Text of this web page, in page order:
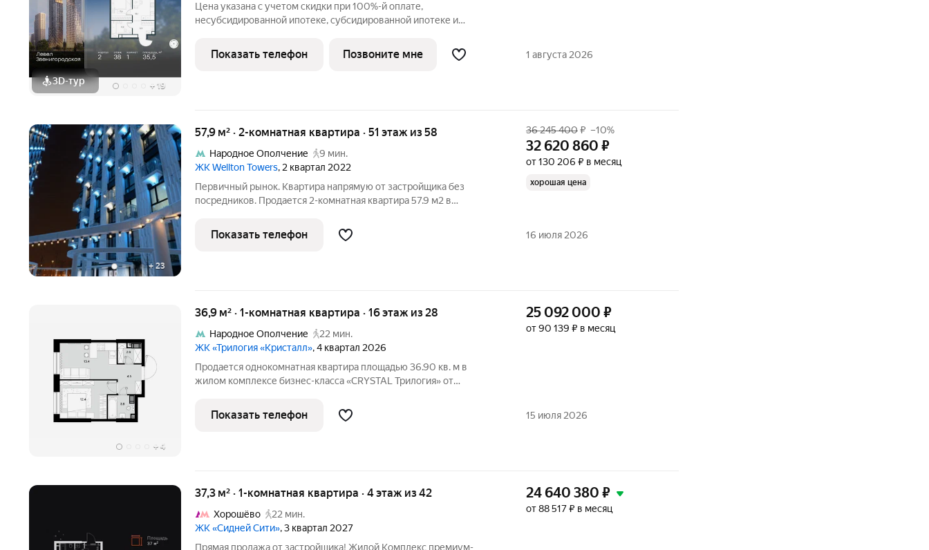
3D-тур + 19
Цена указана с учетом скидки при 100%-й оплате,
несубсидированной ипотеке, субсидированной ипотеке и
клиента в личном кабинете до обращения за консультацией. В
жилом квартале продаётся
Показать телефон Позвоните мне 1 августа 2026
+23
57,9 м² · 2-комнатная квартира · 51 этаж из 58
Народное Ополчение
9 мин.
ЖК Wellton Towers, 2 квартал 2022
Первичный рынок. Квартира напрямую от застройщика без
посредников. Продается 2-комнатная квартира 57.9 м2 в
самых узнаваемых жилых комплексов северо-запада Москвы.
Проект входит в состав
36 245 400₽ –10%
32 620 860 ₽
от 130 206 ₽ в месяц
хорошая цена
Показать телефон 16 июля 2026
+ 4
36,9 м² · 1-комнатная квартира · 16 этаж из 28
Народное Ополчение
22 мин.
ЖК «Трилогия «Кристалл», 4 квартал 2026
Продается однокомнатная квартира площадью 36.90 кв. м в
жилом комплексе бизнес-класса «CRYSTAL Трилогия» от
9.2. Можно воспользоваться беспроцентной рассрочкой с
первоначальным взносом от
25 092 000 ₽
от 90 139 ₽ в месяц
Показать телефон 15 июля 2026
37,3 м² · 1-комнатная квартира · 4 этаж из 42
Хорошёво
22 мин.
ЖК «Сидней Сити», 3 квартал 2027
Прямая продажа от застройщика! Жилой Комплекс премиум-
24 640 380 ₽
от 88 517 ₽ в месяц